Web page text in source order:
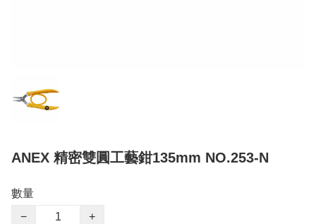
ANEX 精密雙圓工藝鉗135mm NO.253-N
數量
−
+